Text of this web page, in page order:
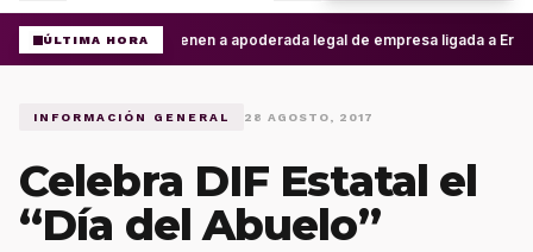
ÚLTIMA HORA Detienen a apoderada legal de empresa ligada a
INFORMACIÓN GENERAL 28 AGOSTO, 2017
Celebra DIF Estatal el
“Día del Abuelo”